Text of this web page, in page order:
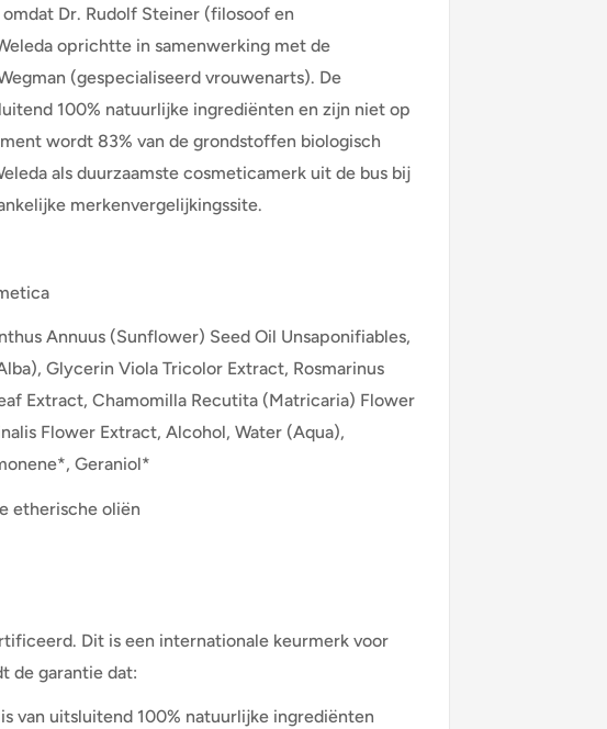
Dr. Rudolf Steiner (filosoof en
oprichtte in samenwerking met de
(gespecialiseerd vrouwenarts). De
100% natuurlijke ingrediënten en zijn niet op
wordt 83% van de grondstoffen biologisch
als duurzaamste cosmeticamerk uit de bus bij
merkenvergelijkingssite.
Annuus (Sunflower) Seed Oil Unsaponifiables,
Glycerin Viola Tricolor Extract, Rosmarinus
Extract, Chamomilla Recutita (Matricaria) Flower
Flower Extract, Alcohol, Water (Aqua),
Geraniol*
etherische oliën
Dit is een internationale keurmerk voor
de garantie dat:
van uitsluitend 100% natuurlijke ingrediënten